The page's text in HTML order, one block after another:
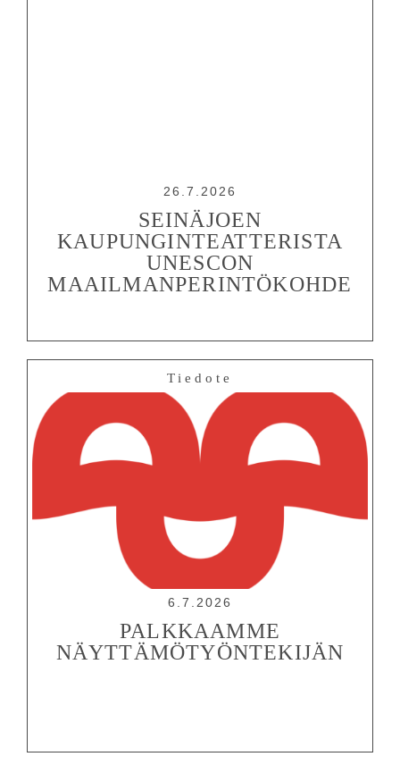
26.7.2026
SEINÄJOEN
KAUPUNGINTEATTERISTA
UNESCON
MAAILMANPERINTÖKOHDE
Tiedote
6.7.2026
PALKKAAMME
NÄYTTÄMÖTYÖNTEKIJÄN